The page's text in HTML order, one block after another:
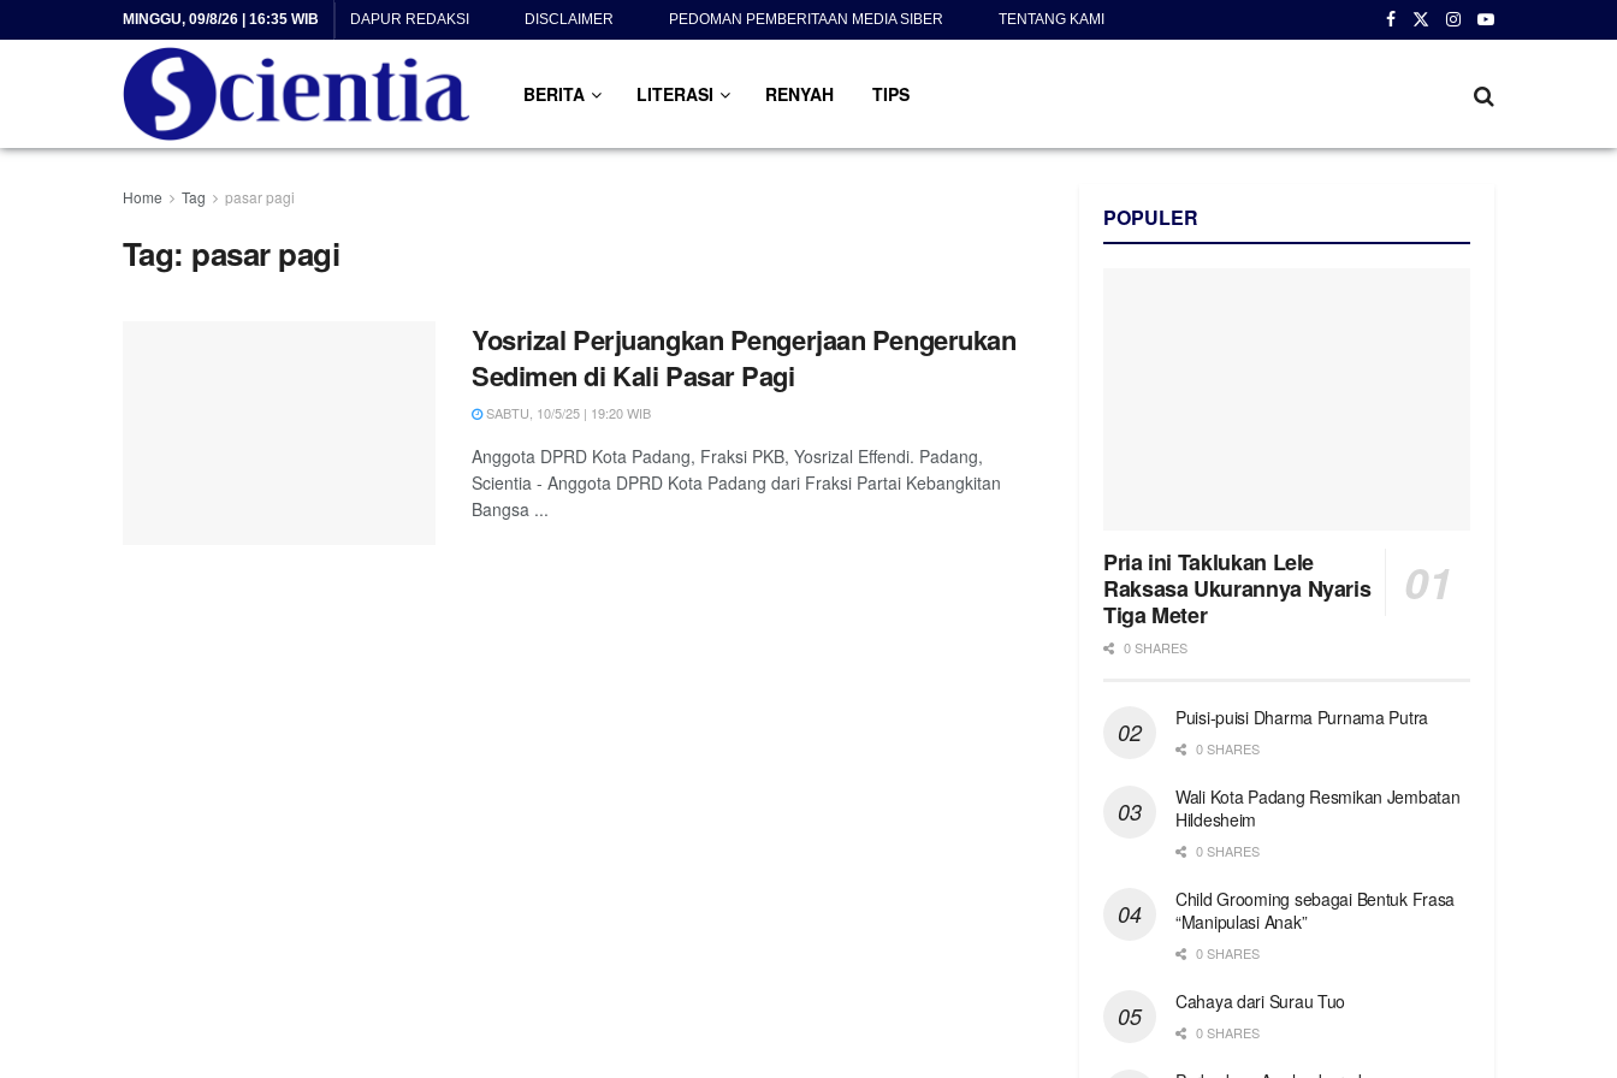
MINGGU, 09/8/26 | 16:35 WIB DAPUR REDAKSI DISCLAIMER PEDOMAN PEMBERITAAN MEDIA SIBER TENTANG KAMI
BERITA LITERASI RENYAH TIPS
Home Tag pasar pagi
Tag: pasar pagi
Yosrizal Perjuangkan Pengerjaan Pengerukan
Sedimen di Kali Pasar Pagi
SABTU, 10/5/25 | 19:20 WIB
Anggota DPRD Kota Padang, Fraksi PKB, Yosrizal Effendi. Padang,
Scientia - Anggota DPRD Kota Padang dari Fraksi Partai Kebangkitan
Bangsa ...
POPULER
Pria ini Taklukan Lele
Raksasa Ukurannya Nyaris
Tiga Meter
0 SHARES
Puisi-puisi Dharma Purnama Putra
0 SHARES
Wali Kota Padang Resmikan Jembatan
Hildesheim
0 SHARES
Child Grooming sebagai Bentuk Frasa
“Manipulasi Anak”
0 SHARES
Cahaya dari Surau Tuo
0 SHARES